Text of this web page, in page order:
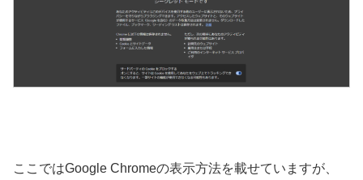
ここではGoogle Chromeの表示方法を載せていますが、